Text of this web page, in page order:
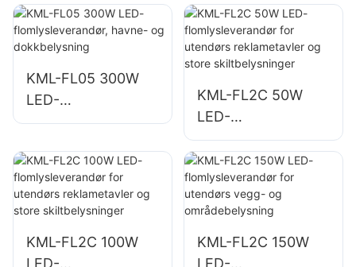
egnet for
industrianlegg,
reklametavler og
store
skiltbelysning.
parkbelysning
KML-FL05 300W
LED-
flomlysleverandør,
dokkbelysning
KML-FL2C 50W
LED-
flomlysleverandør
for utendørs
reklametavler og
store
KML-FL2C 100W
LED-
KML-FL2C 150W
LED-